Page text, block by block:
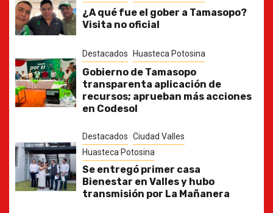
¿A qué fue el gober a Tamasopo?
Visita no oficial
Destacados Huasteca Potosina
Gobierno de Tamasopo
transparenta aplicación de
recursos; aprueban más acciones
en Codesol
Destacados Ciudad Valles
Huasteca Potosina
Se entregó primer casa
Bienestar en Valles y hubo
transmisión por La Mañanera